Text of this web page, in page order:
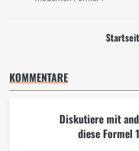
KOMMENTARE
Diskutiere mit
diese Formel